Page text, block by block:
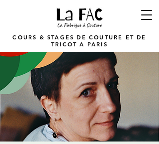
COURS & STAGES DE COUTURE ET DE
TRICOT A PARIS